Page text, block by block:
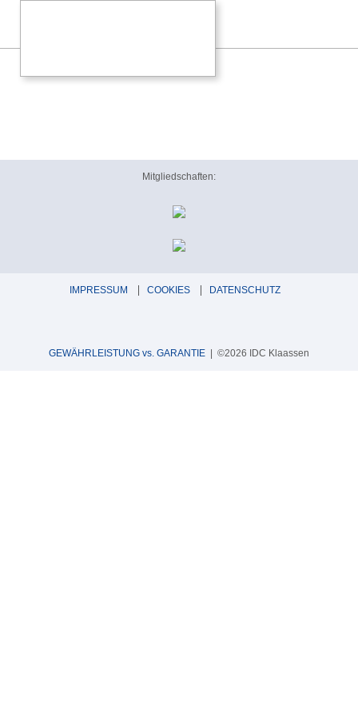
Mitgliedschaften:
IMPRESSUM COOKIES DATENSCHUTZ
GEWÄHRLEISTUNG vs. GARANTIE | ©2026 IDC Klaassen